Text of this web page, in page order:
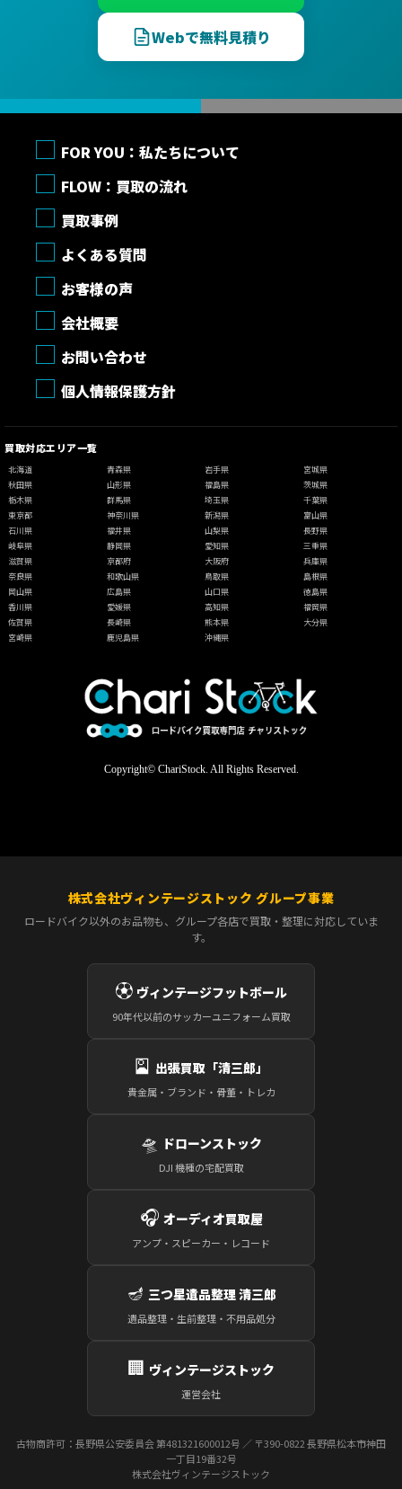
Webで無料見積り
FOR YOU：私たちについて
FLOW：買取の流れ
買取事例
よくある質問
お客様の声
会社概要
お問い合わせ
個人情報保護方針
買取対応エリア一覧
北海道 青森県 岩手県
宮城県
秋田県
山形県 福島県
茨城県
栃木県
群馬県 埼玉県
千葉県
東京都
神奈川県 新潟県
富山県
石川県
福井県 山梨県
長野県
岐阜県
静岡県 愛知県
三重県
滋賀県
京都府 大阪府
兵庫県
奈良県
和歌山県 鳥取県
島根県
岡山県
広島県 山口県
徳島県
香川県
愛媛県 高知県
福岡県
佐賀県
長崎県 熊本県
大分県
宮崎県
鹿児島県 沖縄県
Copyright© ChariStock. All Rights Reserved.
株式会社ヴィンテージストック グループ事業
ロードバイク以外のお品物も、グループ各店で買取・整理に対応していま
す。
⚽ ヴィンテージフットボール
90年代以前のサッカーユニフォーム買取
🎴 出張買取「清三郎」
貴金属・ブランド・骨董・トレカ
🛸 ドローンストック
DJI 機種の宅配買取
🎧 オーディオ買取屋
アンプ・スピーカー・レコード
🪔 三つ星遺品整理 清三郎
遺品整理・生前整理・不用品処分
🏢 ヴィンテージストック
運営会社
古物商許可：長野県公安委員会 第481321600012号 ／ 〒390-0822 長野県松本市神田
一丁目19番32号
株式会社ヴィンテージストック